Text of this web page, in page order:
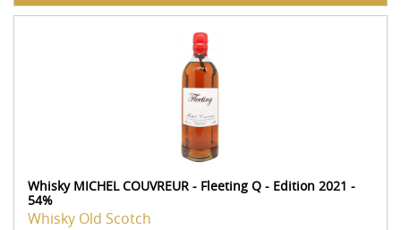
Whisky MICHEL COUVREUR - Fleeting Q - Edition 2021 -
54%
Whisky Old Scotch